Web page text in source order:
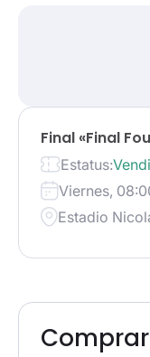
Final «Final
Estatus:
Viernes,
Estadio